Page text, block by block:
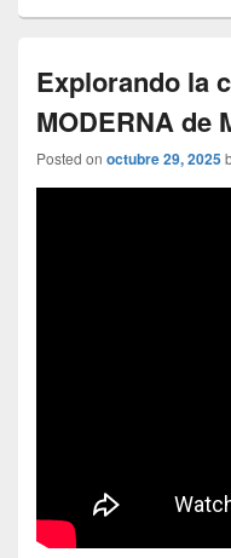
Explorando la
MODERNA de
Posted on octubre 29, 2025